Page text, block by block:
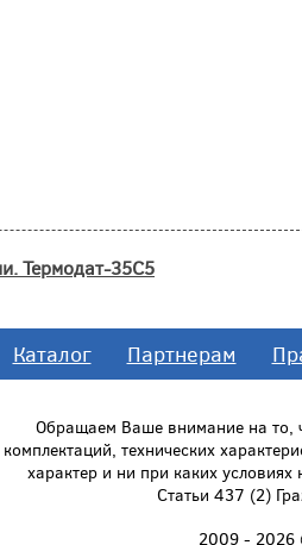
Термодат-35С5
Каталог Партнерам
Обращаем Ваше внимание на то,
комплектаций, технических
характер и ни при каких
Статьи 437 (2)
2009 - 2026